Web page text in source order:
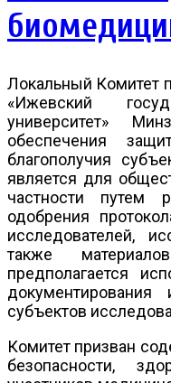
Локальный Комитет
«Ижевский
университет»
обеспечения
благополучия
является для
частности путем
одобрения
исследователей,
также
предполагается
документирования
субъектов
Комитет призван
безопасности,